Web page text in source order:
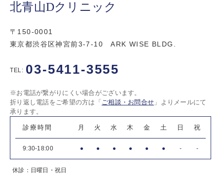
北青山Dクリニック
〒150-0001
東京都渋谷区神宮前3-7-10 ARK WISE BLDG.
TEL: 03-5411-3555
※お電話が繋がりにくい場合がございます。
折り返し電話をご希望の方は「 ご相談・お問合せ 」よりメールにて
承ります。
診療時間 月 火 水 木 金 土 日 祝
9:30-18:00 ● ● ● ● ● ● - -
休診：日曜日・祝日